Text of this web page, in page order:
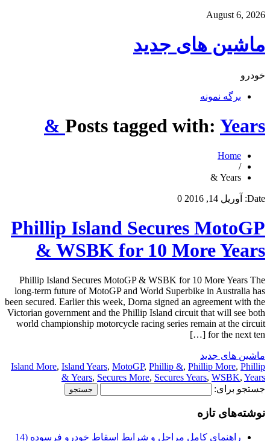
August 6, 2026
ماشین های جدید
خودرو
برگه نمونه
Posts tagged with: Years &
Home
/
Years &
Date: آوریل 14, 2016 0
Phillip Island Secures MotoGP
& WSBK for 10 More Years
Phillip Island Secures MotoGP & WSBK for 10 More Years The
long-term future of MotoGP and World Superbike in Australia has
been secured. Earlier this week, Dorna signed an agreement with the
Victorian government and the Phillip Island circuit that will see both
world championship motorcycle racing series remain at the circuit
for the next ten […]
ماشین های جدید
Island More, Island Years, MotoGP, Phillip &, Phillip More, Phillip
Years, Secures More, Secures Years, WSBK, Years &
جستجو برای:
نوشته‌های تازه
راهنمای کامل مراحل و شرایط اسقاط خودرو فرسوده (14